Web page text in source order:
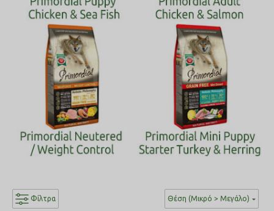
Φίλτρα Θέση (Μικρό > Μεγάλο)